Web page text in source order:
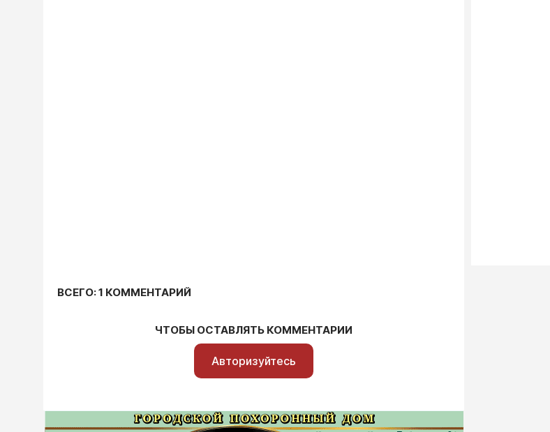
ВСЕГО: 1 КОММЕНТАРИЙ
ЧТОБЫ ОСТАВЛЯТЬ КОММЕНТАРИИ
Авторизуйтесь